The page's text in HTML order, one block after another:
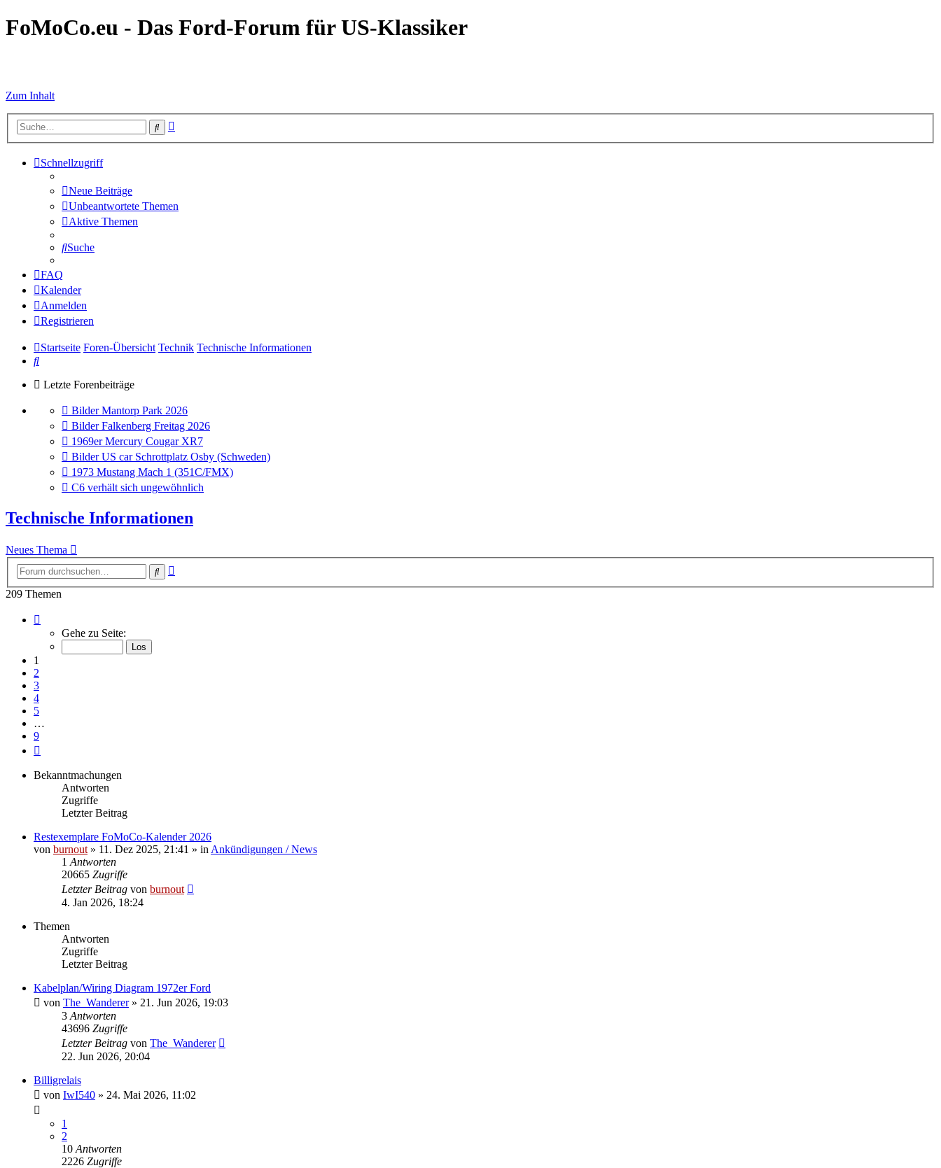
FoMoCo.eu - Das Ford-Forum für US-Klassiker
Zum Inhalt
Suche
Schnellzugriff
Neue Beiträge
Unbeantwortete Themen
Aktive Themen
Suche
FAQ
Kalender
Anmelden
Registrieren
Startseite Foren-Übersicht Technik Technische Informationen
Suche
Letzte Forenbeiträge
Gehe
zum
letzten
Beitrag
Bilder Mantorp Park 2026
Gehe
zum
letzten
Beitrag
Bilder Falkenberg Freitag 2026
Gehe
zum
letzten
Beitrag
1969er Mercury Cougar XR7
Gehe
zum
letzten
Beitrag
Bilder US car Schrottplatz Osby (Schweden)
Gehe
zum
letzten
1973 Mustang Mach 1 (351C/FMX)
Gehe
letzten
Beitrag
C6 verhält sich ungewöhnlich
Technische Informationen
Neues Thema
Suche
209 Themen
von
Gehe zu Seite:
1
2
3
4
5
…
9
Bekanntmachungen
Antworten
Zugriffe
Letzter Beitrag
Restexemplare FoMoCo-Kalender 2026
von burnout » 11. Dez 2025, 21:41 » in Ankündigungen / News
1 Antworten
20665 Zugriffe
Letzter Beitrag von burnout
4. Jan 2026, 18:24
Themen
Antworten
Zugriffe
Letzter Beitrag
Kabelplan/Wiring Diagram 1972er Ford
von The_Wanderer» 21. Jun 2026, 19:03
3 Antworten
43696 Zugriffe
Letzter Beitrag von The_Wanderer
22. Jun 2026, 20:04
Billigrelais
von IwI540 » 24. Mai 2026, 11:02
1
2
10 Antworten
2226 Zugriffe